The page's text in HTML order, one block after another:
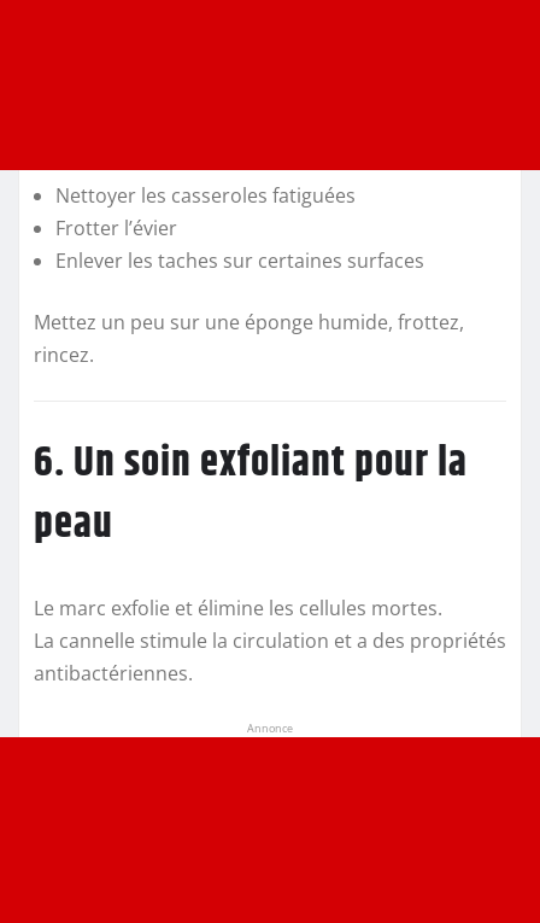
Nettoyer les casseroles fatiguées
Frotter l’évier
Enlever les taches sur certaines surfaces
Mettez un peu sur une éponge humide, frottez,
rincez.
6. Un soin exfoliant pour la
peau
Le marc exfolie et élimine les cellules mortes.
La cannelle stimule la circulation et a des propriétés
antibactériennes.
Annonce